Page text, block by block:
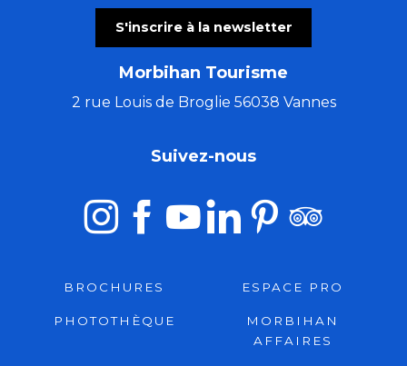
S'inscrire à la newsletter
Morbihan Tourisme
2 rue Louis de Broglie 56038 Vannes
Suivez-nous
BROCHURES ESPACE PRO
PHOTOTHÈQUE
MORBIHAN
AFFAIRES